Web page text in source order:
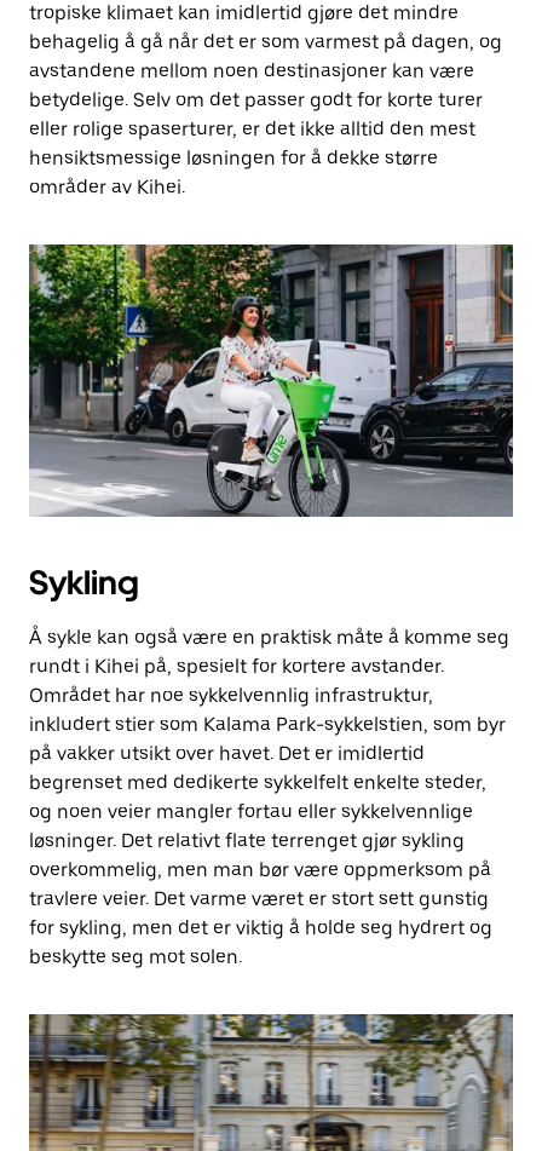
tropiske klimaet kan imidlertid gjøre det mindre
behagelig å gå når det er som varmest på dagen, og
avstandene mellom noen destinasjoner kan være
betydelige. Selv om det passer godt for korte turer
eller rolige spaserturer, er det ikke alltid den mest
hensiktsmessige løsningen for å dekke større
områder av Kihei.
Sykling
Å sykle kan også være en praktisk måte å komme seg
rundt i Kihei på, spesielt for kortere avstander.
Området har noe sykkelvennlig infrastruktur,
inkludert stier som Kalama Park-sykkelstien, som byr
på vakker utsikt over havet. Det er imidlertid
begrenset med dedikerte sykkelfelt enkelte steder,
og noen veier mangler fortau eller sykkelvennlige
løsninger. Det relativt flate terrenget gjør sykling
overkommelig, men man bør være oppmerksom på
travlere veier. Det varme været er stort sett gunstig
for sykling, men det er viktig å holde seg hydrert og
beskytte seg mot solen.